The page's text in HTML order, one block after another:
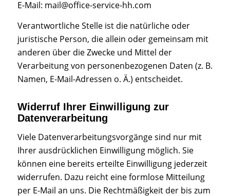
E-Mail: mail@office-service-hh.com
Verantwortliche Stelle ist die natürliche oder
juristische Person, die allein oder gemeinsam mit
anderen über die Zwecke und Mittel der
Verarbeitung von personenbezogenen Daten (z. B.
Namen, E-Mail-Adressen o. Ä.) entscheidet.
Widerruf Ihrer Einwilligung zur
Datenverarbeitung
Viele Datenverarbeitungsvorgänge sind nur mit
Ihrer ausdrücklichen Einwilligung möglich. Sie
können eine bereits erteilte Einwilligung jederzeit
widerrufen. Dazu reicht eine formlose Mitteilung
per E-Mail an uns. Die Rechtmäßigkeit der bis zum